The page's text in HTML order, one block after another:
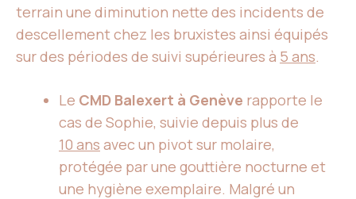
terrain une diminution nette des incidents de
descellement chez les bruxistes ainsi équipés
sur des périodes de suivi supérieures à 5 ans.
Le CMD Balexert à Genève rapporte le
cas de Sophie, suivie depuis plus de
10 ans avec un pivot sur molaire,
protégée par une gouttière nocturne et
une hygiène exemplaire. Malgré un